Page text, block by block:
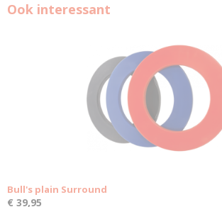
Ook interessant
Bull's plain Surround
€ 39,95